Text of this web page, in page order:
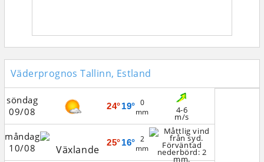
Väderprognos Tallinn, Estland
söndag
09/08
måndag
10/08
24°
25°
19°
16°
0
mm
2
mm
4-6
m/s